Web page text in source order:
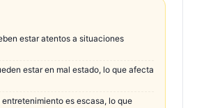
estar atentos a situaciones
estar en mal estado, lo que afecta
es escasa, lo que